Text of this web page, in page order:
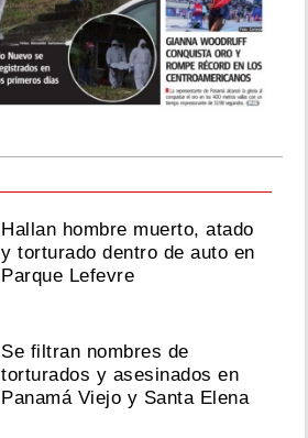
Hallan hombre muerto, atado
y torturado dentro de auto en
Parque Lefevre
Se filtran nombres de
torturados y asesinados en
Panamá Viejo y Santa Elena